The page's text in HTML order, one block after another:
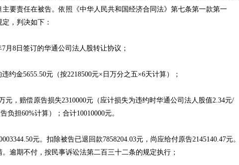
要责任在被告。依照《中华人民共和国经济合同法》第七条第一款第一
，判决如下：
8日签订的华通公司法人股转让协议；
金5655.50元（按2218500元×日万分之五×6天计算）；
，赔偿原告损失2310000元（应计损失为违约时华通公司法人股值2.34元/
负担60%计算）；合计10010000元。
元。扣除被告已退回款7858204.03元，尚应给付原告2145140.47元
逾期不付，按民事诉讼法第二百三十二条的规定执行；